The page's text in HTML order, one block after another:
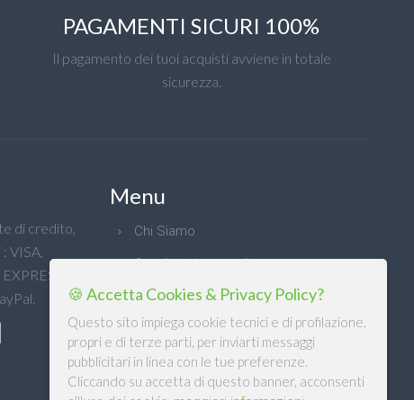
PAGAMENTI SICURI 100%
Il pagamento dei tuoi acquisti avviene in totale
sicurezza.
di credito,
VISA,
e
Menu
Chi Siamo
Condizioni generali
Privacy
🍪 Accetta Cookies & Privacy Policy?
Questo sito impiega cookie tecnici e di profilazione,
propri e di terze parti, per inviarti messaggi
pubblicitari in linea con le tue preferenze.
Cliccando su accetta di questo banner, acconsenti